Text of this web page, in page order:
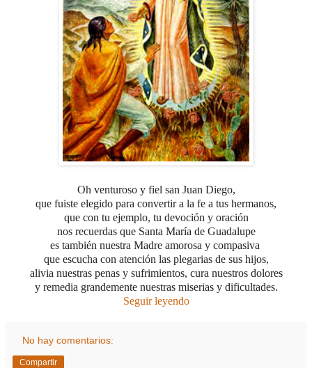
Oh venturoso y fiel san Juan Diego,
que fuiste elegido para convertir a la fe a tus hermanos,
que con tu ejemplo, tu devoción y oración
nos recuerdas que Santa María de Guadalupe
es también nuestra Madre amorosa y compasiva
que escucha con atención las plegarias de sus hijos,
alivia nuestras penas y sufrimientos, cura nuestros dolores
y remedia grandemente nuestras miserias y dificultades.
Seguir leyendo
No hay comentarios:
Compartir